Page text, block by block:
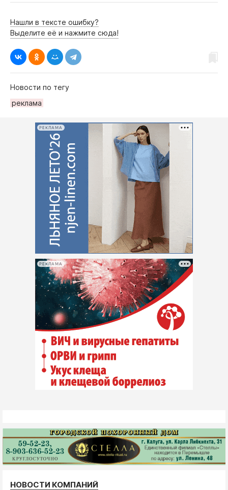
Нашли в тексте ошибку?
Выделите её и нажмите сюда!
Новости по тегу
реклама
РЕКЛАМА
РЕКЛАМА
НОВОСТИ КОМПАНИЙ